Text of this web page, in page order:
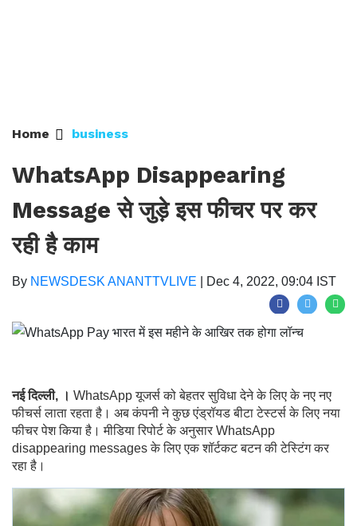
Home business
WhatsApp Disappearing
Message से जुड़े इस फीचर पर कर
रही है काम
By NEWSDESK ANANTTVLIVE Dec 4, 2022, 09:04 IST
नई दिल्ली, । WhatsApp यूजर्स को बेहतर सुविधा देने के लिए के नए नए
फीचर्स लाता रहता है। अब कंपनी ने कुछ एंड्रॉयड बीटा टेस्टर्स के लिए नया
फीचर पेश किया है। मीडिया रिपोर्ट के अनुसार WhatsApp
disappearing messages के लिए एक शॉर्टकट बटन की टेस्टिंग कर
रहा है।